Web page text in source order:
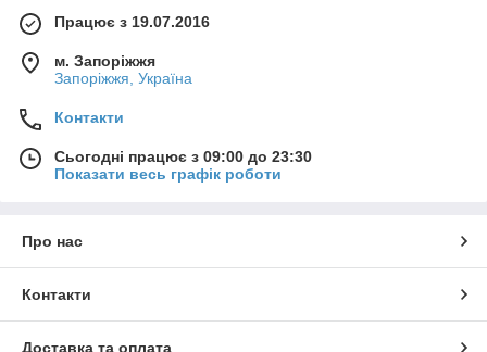
Працює з 19.07.2016
м. Запоріжжя
Запоріжжя, Україна
Контакти
Сьогодні працює з 09:00 до 23:30
Показати весь графік роботи
Про нас
Контакти
Доставка та оплата